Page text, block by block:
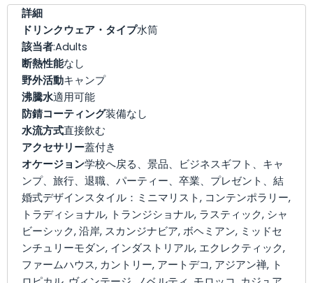
詳細
ドリンクウェア・タイプ水筒
該当者:Adults
断熱性能なし
野外活動キャンプ
沸騰水適用可能
防錆コーティング装備なし
水流方式直接飲む
アクセサリー蓋付き
オケージョン学校へ戻る、景品、ビジネスギフト、キャ
ンプ、旅行、退職、パーティー、卒業、プレゼント、結
婚式デザインスタイル：ミニマリスト, コンテンポラリー,
トラディショナル, トランジショナル, ラスティック, シャ
ビーシック, 沿岸, スカンジナビア, ボヘミアン, ミッドセ
ンチュリーモダン, インダストリアル, エクレクティック,
ファームハウス, カントリー, アートデコ, アジアン禅, ト